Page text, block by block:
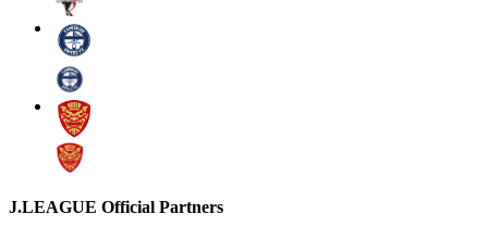
J.LEAGUE Official Partners